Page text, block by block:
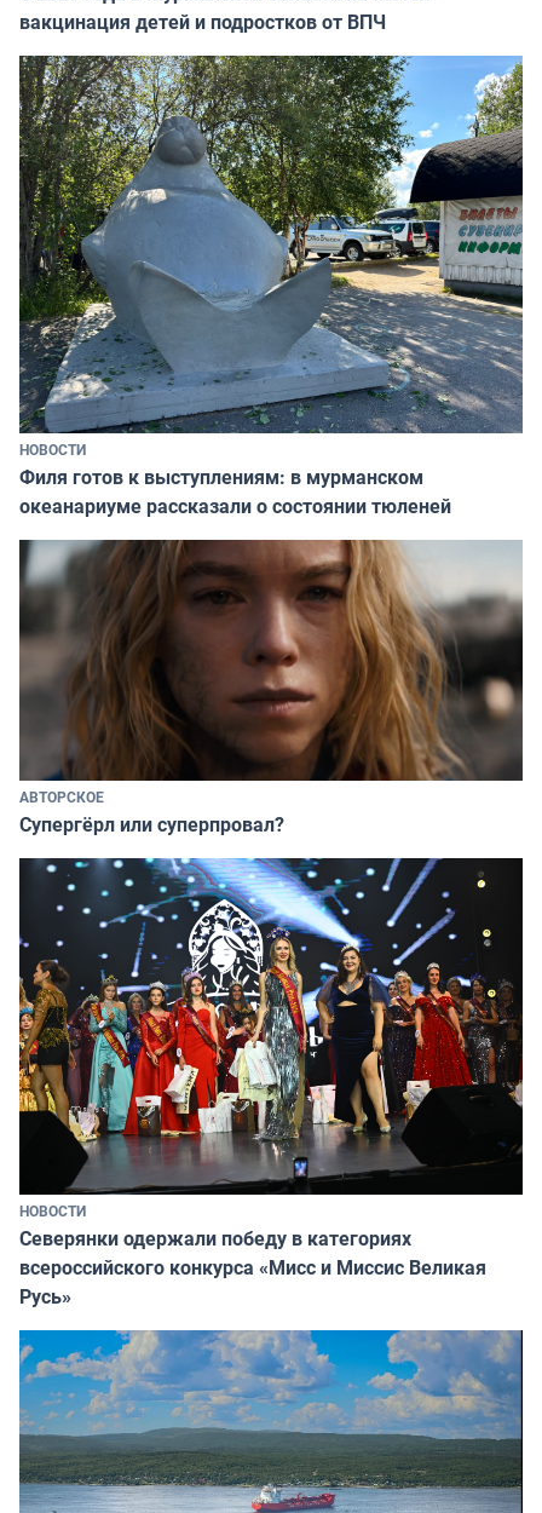
вакцинация детей и подростков от ВПЧ
НОВОСТИ
Филя готов к выступлениям: в мурманском
океанариуме рассказали о состоянии тюленей
АВТОРСКОЕ
Супергёрл или суперпровал?
НОВОСТИ
Северянки одержали победу в категориях
всероссийского конкурса «Мисс и Миссис Великая
Русь»